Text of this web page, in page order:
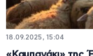
18.09.2025, 15:04